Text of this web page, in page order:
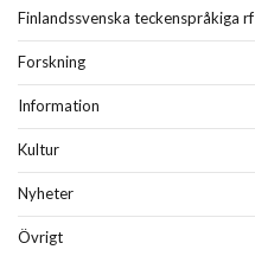
Finlandssvenska teckenspråkiga rf
Forskning
Information
Kultur
Nyheter
Övrigt